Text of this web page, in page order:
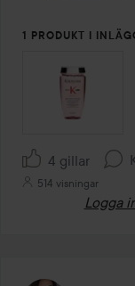
1 PRODUKT I
4 gillar
514 visningar
Logga